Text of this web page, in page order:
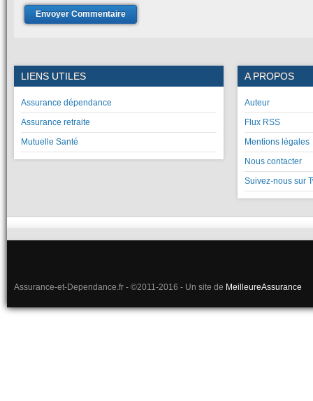
LIENS UTILES
Assurance dépendance
Assurance retraite
Mutuelle Santé
A PROPOS
Auteur
Flux RSS
Mentions légales
Nous contacter
Suivez-nous sur
Assurance-et-Dependance.fr - ©2011-2016 - Un site de MeilleureAssurance